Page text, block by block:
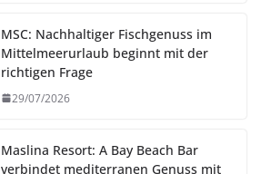
MSC: Nachhaltiger Fischgenuss im
Mittelmeerurlaub beginnt mit der
richtigen Frage
29/07/2026
Maslina Resort: A Bay Beach Bar
verbindet mediterranen Genuss mit